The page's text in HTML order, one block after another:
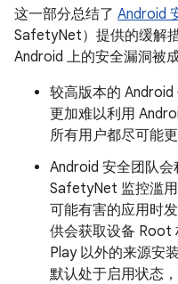
这一部分总结了 Android
SafetyNet）提供的缓解
Android 上的安全漏洞被
较高版本的
更加难以利用
所有用户都尽可能
Android 安全团队
SafetyNet 监控滥
可能有害的应用时
供会获取设备 Root
Play 以外的来源安
默认处于启用状态